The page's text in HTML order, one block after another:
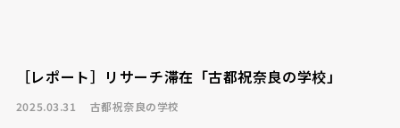
［レポート］リサーチ滞在「古都祝奈良の学校」
2025.03.31 古都祝奈良の学校